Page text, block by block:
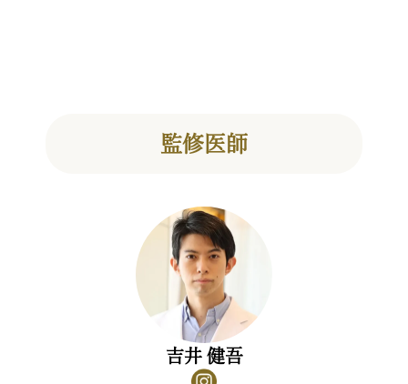
監修医師
吉井 健吾